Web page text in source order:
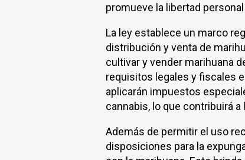
promueve la libertad
La ley establece un marco
distribución y venta de
cultivar y vender marihuana
requisitos legales y fiscales
aplicarán impuestos
cannabis, lo que contribuirá
Además de permitir el uso
disposiciones para la